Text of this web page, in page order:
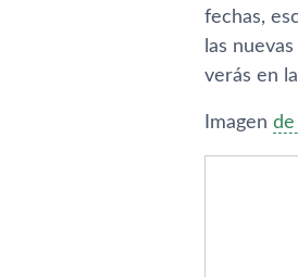
fechas,
las
verás en
Imagen de